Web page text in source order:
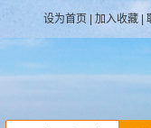
设为首页 加入收藏